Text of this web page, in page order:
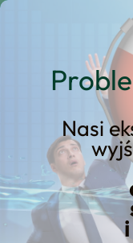
Nasi
i
Przejdź
Co to
zastaw